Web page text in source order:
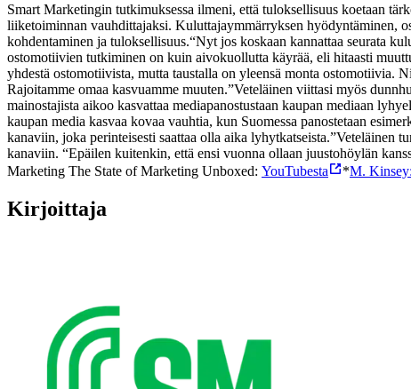
Smart Marketingin tutkimuksessa ilmeni, että tuloksellisuus koetaan
liiketoiminnan vauhdittajaksi. Kuluttajaymmärryksen hyödyntäminen,
kohdentaminen ja tuloksellisuus.“Nyt jos koskaan kannattaa seurata
ostomotiivien tutkiminen on kuin aivokuollutta käyrää, eli hitaasti
yhdestä ostomotiivista, mutta taustalla on yleensä monta ostomotiivia.
Rajoitamme omaa kasvuamme muuten.”Veteläinen viittasi myös
mainostajista aikoo kasvattaa mediapanostustaan kaupan mediaan
kaupan media kasvaa kovaa vauhtia, kun Suomessa panostetaan
kanaviin, joka perinteisesti saattaa olla aika lyhytkatseista.”Veteläinen
kanaviin. “Epäilen kuitenkin, että ensi vuonna ollaan juustohöylän
Marketing The State of Marketing Unboxed: YouTubesta *M.
Kirjoittaja